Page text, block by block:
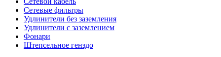
Сетевые фильтры
Удлинители без заземления
Удлинители с заземлением
Фонари
Штепсельное генздо